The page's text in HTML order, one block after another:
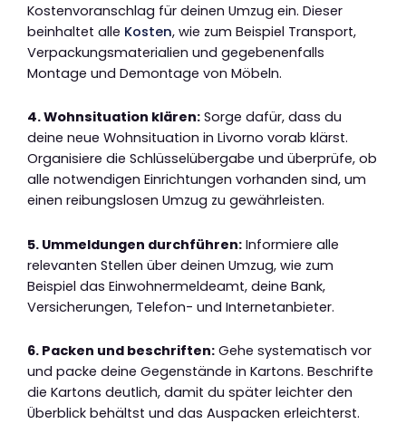
Kostenvoranschlag für deinen Umzug ein. Dieser
beinhaltet alle Kosten, wie zum Beispiel Transport,
Verpackungsmaterialien und gegebenenfalls
Montage und Demontage von Möbeln.
4. Wohnsituation klären: Sorge dafür, dass du
deine neue Wohnsituation in Livorno vorab klärst.
Organisiere die Schlüsselübergabe und überprüfe, ob
alle notwendigen Einrichtungen vorhanden sind, um
einen reibungslosen Umzug zu gewährleisten.
5. Ummeldungen durchführen: Informiere alle
relevanten Stellen über deinen Umzug, wie zum
Beispiel das Einwohnermeldeamt, deine Bank,
Versicherungen, Telefon- und Internetanbieter.
6. Packen und beschriften: Gehe systematisch vor
und packe deine Gegenstände in Kartons. Beschrifte
die Kartons deutlich, damit du später leichter den
Überblick behältst und das Auspacken erleichterst.